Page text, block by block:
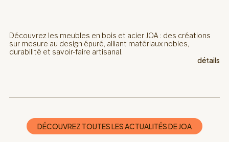
Découvrez les meubles en bois et acier JOA : des créations
sur mesure au design épuré, alliant matériaux nobles,
durabilité et savoir-faire artisanal.
détails
DÉCOUVREZ TOUTES LES ACTUALITÉS DE JOA